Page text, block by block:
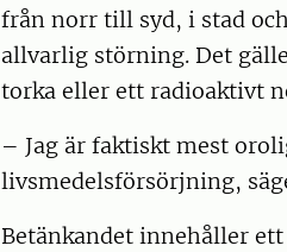
från norr till syd, i stad
allvarlig störning. Det
torka eller ett radioaktivt
– Jag är faktiskt mest
livsmedelsförsörjning,
Betänkandet innehåller